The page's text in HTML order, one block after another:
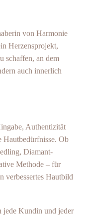
von Harmonie
Herzensprojekt,
schaffen, an dem
auch innerlich
Authentizität
Hautbedürfnisse. Ob
Diamant-
Methode – für
verbessertes Hautbild
jede Kundin und jeder